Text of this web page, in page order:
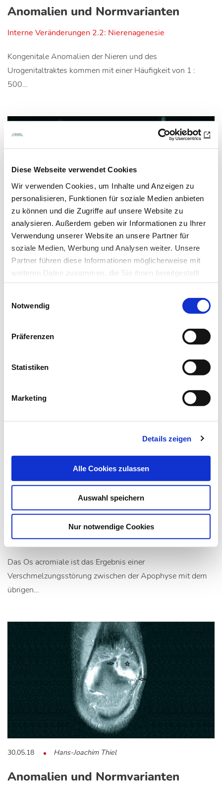
Diese Webseite verwendet Cookies
Wir verwenden Cookies, um Inhalte und Anzeigen zu
personalisieren, Funktionen für soziale Medien anbieten
zu können und die Zugriffe auf unsere Website zu
analysieren. Außerdem geben wir Informationen zu Ihrer
Verwendung unserer Website an unsere Partner für
soziale Medien, Werbung und Analysen weiter. Unsere
Partner führen diese Informationen möglicherweise mit
weiteren Daten zusammen, die Sie ihnen bereitgestellt
haben oder die sie im Rahmen Ihrer Nutzung der Dienste
Notwendig
Präferenzen
Statistiken
Marketing
Details zeigen
Alle Cookies zulassen
Auswahl speichern
Nur notwendige Cookies
Anomalien und Normvarianten
Interne Veränderungen 2.2: Nierenagenesie
Kongenitale Anomalien der Nieren und des
Urogenitaltraktes kommen mit einer Häufigkeit von 1 :
500…
05.02.18 Hans-Joachim Thiel
Anomalien und Normvarianten
Die Osteopoikilie, auch Osteopoikilosis oder Spotted Bone
Hans-Joachim Thiel
Anomalien und Normvarianten
Skelettale Veränderungen 3.2: Os acromiale
Das Os acromiale ist das Ergebnis einer
Verschmelzungsstörung zwischen der Apophyse mit dem
übrigen…
30.05.18 Hans-Joachim Thiel
Anomalien und Normvarianten